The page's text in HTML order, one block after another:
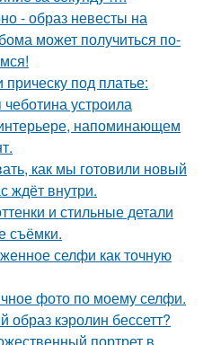
- образ невесты на
может получиться по-
под платье:
устроила
напоминающем
как мы готовили новый
ждёт внутри.
и стильные детали
съёмки.
селфи как точную
фото по моему селфи.
образ кэролин бессетт?